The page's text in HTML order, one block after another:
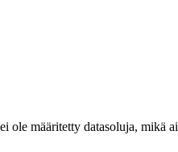
ole määritetty datasoluja, mikä